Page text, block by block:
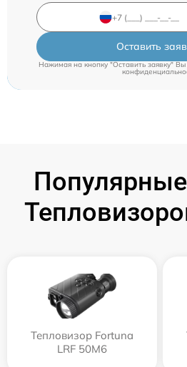
Оставить
Нажимая на кнопку "Оставить заявку" Вы
Тепловизор Fortuna
LRF 50M6